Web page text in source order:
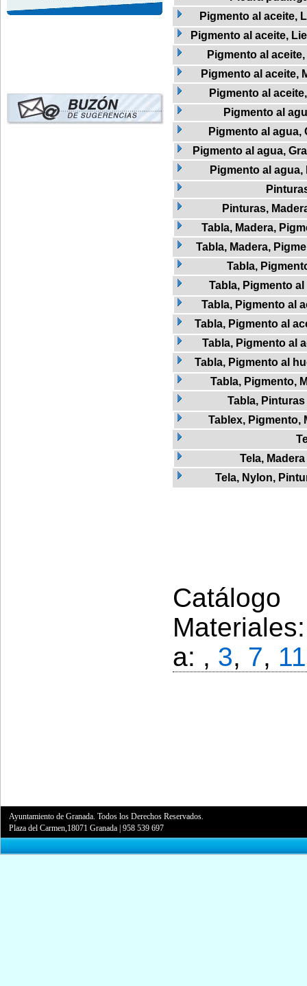
Pigmento al aceite,
Pigmento al aceite,
Pigmento al
Pigmento al aceite,
Pigmento al
Pigmento al
Pigmento al agua,
Pigmento al agua,
Pigmento al agua,
Pinturas,
Tabla, Madera,
Tabla, Madera,
Tabla,
Tabla, Pigmento al
Tabla, Pigmento al
Tabla, Pigmento al
Tabla, Pigmento al
Tabla, Pigmento al
Tabla, Pigmento,
Tabla, Pinturas
Tablex, Pigmento,
Tela, Madera
Tela, Nylon,
a: , 3, 7, 11
Ayuntamiento de Granada. Todos los Derechos Reservados.
Plaza del Carmen,18071 Granada |958 539 697